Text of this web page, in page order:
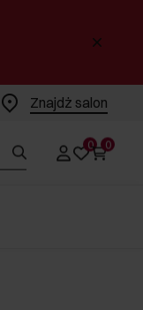
Znajdż salon
0 0